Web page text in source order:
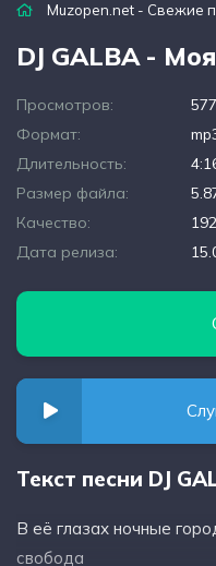
Muzopen.net - Свежие
DJ GALBA -
Просмотров:
577
Формат:
Длительность:
Размер файла:
Качество:
Дата релиза:
Текст песни DJ
В её глазах ночные
свобода